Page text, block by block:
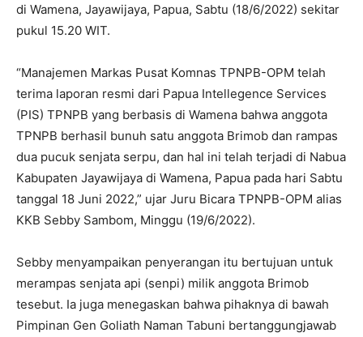
di Wamena, Jayawijaya, Papua, Sabtu (18/6/2022) sekitar
pukul 15.20 WIT.
“Manajemen Markas Pusat Komnas TPNPB-OPM telah
terima laporan resmi dari Papua Intellegence Services
(PIS) TPNPB yang berbasis di Wamena bahwa anggota
TPNPB berhasil bunuh satu anggota Brimob dan rampas
dua pucuk senjata serpu, dan hal ini telah terjadi di Nabua
Kabupaten Jayawijaya di Wamena, Papua pada hari Sabtu
tanggal 18 Juni 2022,” ujar Juru Bicara TPNPB-OPM alias
KKB Sebby Sambom, Minggu (19/6/2022).
Sebby menyampaikan penyerangan itu bertujuan untuk
merampas senjata api (senpi) milik anggota Brimob
tesebut. Ia juga menegaskan bahwa pihaknya di bawah
Pimpinan Gen Goliath Naman Tabuni bertanggungjawab